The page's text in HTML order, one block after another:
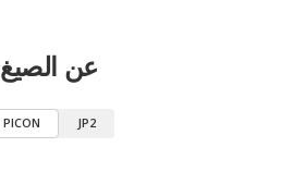
عن الصيغ
PICON JP2